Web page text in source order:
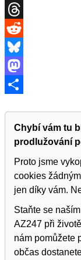
X
Threads
Reddit
Bluesky
Mastodon
Chybí vám tu
prodlužování
Proto jsme
cookies
jen díky vám.
Staňte se
AZ247 při
nám pomůžete
občas